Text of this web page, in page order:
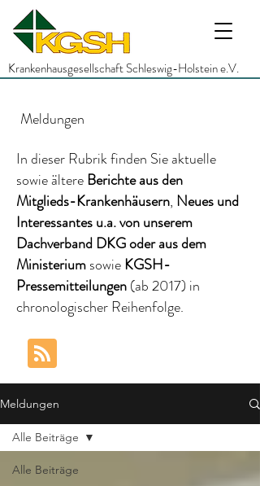
Krankenhausgesellschaft Schleswig-Holstein e.V.
Meldungen
In dieser Rubrik finden Sie aktuelle
sowie ältereBerichteaus den
Mitglieds-Krankenhäusern, Neues und
Interessantesu.a.von unserem
Dachverband DKGoder aus dem
MinisteriumsowieKGSH-
Pressemitteilungen(ab 2017) in
chronologischer Reihenfolge.
Meldungen
Alle Beiträge
Alle Beiträge